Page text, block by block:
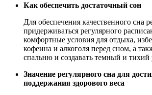
Как обеспечить достаточный сон
Для обеспечения качественного сна
придерживаться регулярного
комфортные условия для отдыха,
кофеина и алкоголя перед сном, а
спальню и создавать темный и тихий
Значение регулярного сна для
поддержания здорового веса